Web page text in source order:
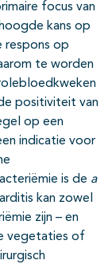
focus van
kans op
respons op
te worden
positiviteit van
op een
indicatie voor
is de a
kan zowel
zijn – en
vegetaties of